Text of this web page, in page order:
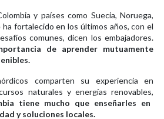
y países como Suecia, Noruega,
ha fortalecido en los últimos años, con el
comunes, dicen los embajadores.
de aprender mutuamente
comparten su experiencia en
naturales y energías renovables,
tiene mucho que enseñarles en
y soluciones locales.